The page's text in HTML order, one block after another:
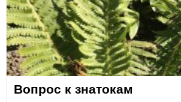
Вопрос к знатокам